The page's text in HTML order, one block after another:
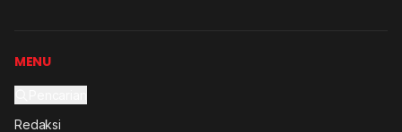
MENU
Redaksi